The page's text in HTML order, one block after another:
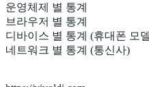
운영체제 별 통계
브라우저 별 통계
디바이스 별 통계 (휴대폰 모
네트워크 별 통계 (통신사)